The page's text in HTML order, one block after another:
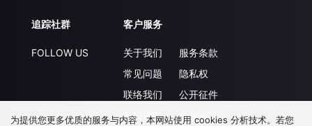
追踪社群
FOLLOW US
客户服务
关于我们
常见问题
联络我们
升级VIP
服务条款
隐私权
公开征件
合作洽談
为提供您更多优质的服务与内容，本网站使用 cookies 分析技术。若您